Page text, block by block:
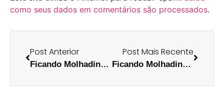
como seus dados em comentários são processados.
Post Anterior
Ficando Molhadinha: Justin Timberlake
Post Mais Recente
Ficando Molhadinha: Anderson Silva